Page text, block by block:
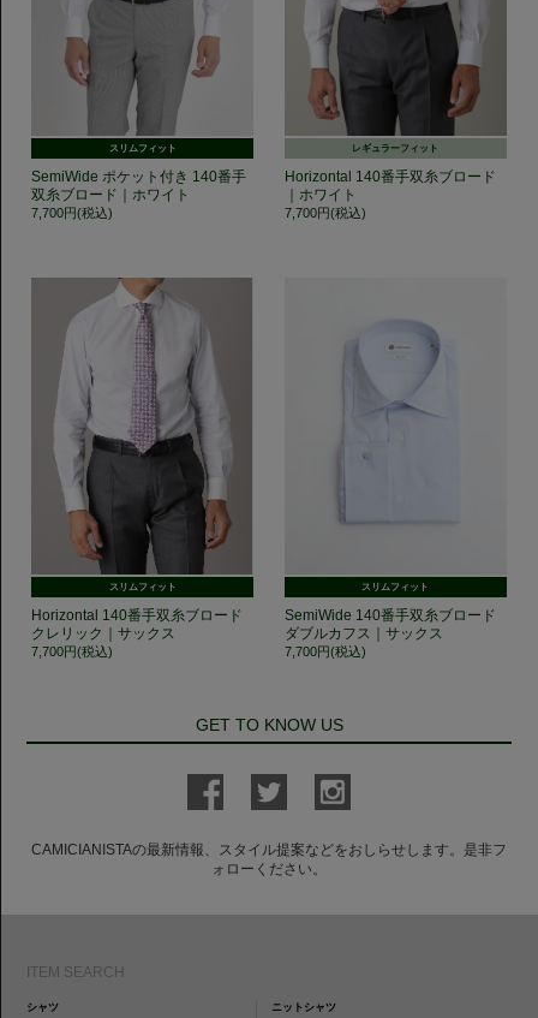
スリムフィット
SemiWide ポケット付き 140番手
双糸ブロード｜ホワイト
7,700円(税込)
レギュラーフィット
Horizontal 140番手双糸ブロード
｜ホワイト
7,700円(税込)
スリムフィット
Horizontal 140番手双糸ブロード
クレリック｜サックス
7,700円(税込)
スリムフィット
SemiWide 140番手双糸ブロード
ダブルカフス｜サックス
7,700円(税込)
GET TO KNOW US
CAMICIANISTAの最新情報、スタイル提案などをおしらせします。是非フ
ォローください。
ITEM SEARCH
シャツ ニットシャツ